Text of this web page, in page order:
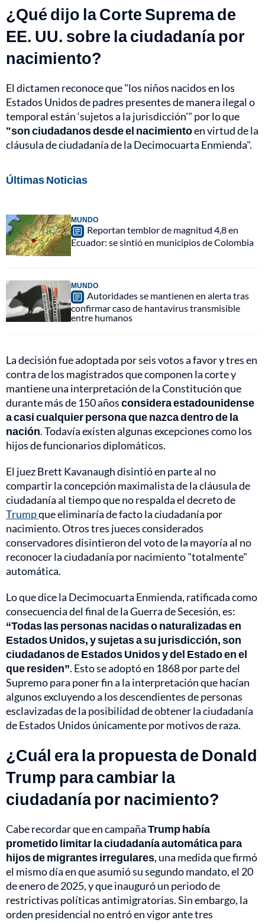
¿Qué dijo la Corte Suprema de
EE. UU. sobre la ciudadanía por
nacimiento?
El dictamen reconoce que "los niños nacidos en los
Estados Unidos de padres presentes de manera ilegal o
temporal están ‘sujetos a la jurisdicción'" por lo que
"son ciudadanos desde el nacimientoen virtud de la
cláusula de ciudadanía de la Decimocuarta Enmienda".
Últimas Noticias
MUNDO
Reportan temblor de magnitud 4,8 en
Ecuador: se sintió en municipios de Colombia
MUNDO
Autoridades se mantienen en alerta tras
confirmar caso de hantavirus transmisible
entre humanos
La decisión fue adoptada por seis votos a favor y tres en
contra de los magistrados que componen la corte y
mantiene una interpretación de la Constitución que
durante más de 150 añosconsidera estadounidense
a casi cualquier persona que nazca dentro de la
nación. Todavía existen algunas excepciones como los
hijos de funcionarios diplomáticos.
El juez Brett Kavanaugh disintió en parte al no
compartir la concepción maximalista de la cláusula de
ciudadanía al tiempo que no respalda el decreto de
Trumpque eliminaría de facto la ciudadanía por
nacimiento. Otros tres jueces considerados
conservadores disintieron del voto de la mayoría al no
reconocer la ciudadanía por nacimiento "totalmente"
automática.
Lo que dice la Decimocuarta Enmienda, ratificada como
consecuencia del final de la Guerra de Secesión, es:
“Todas las personas nacidas o naturalizadas en
Estados Unidos, y sujetas a su jurisdicción, son
ciudadanos de Estados Unidos y del Estado en el
que residen”. Esto se adoptó en 1868 por parte del
Supremo para poner fin a la interpretación que hacían
algunos excluyendo a los descendientes de personas
esclavizadas de la posibilidad de obtener la ciudadanía
de Estados Unidos únicamente por motivos de raza.
¿Cuál era la propuesta de Donald
Trump para cambiar la
ciudadanía por nacimiento?
Cabe recordar que en campañaTrump había
prometido limitar la ciudadanía automática para
hijos de migrantes irregulares, una medida que firmó
el mismo día en que asumió su segundo mandato, el 20
de enero de 2025, y que inauguró un periodo de
restrictivas políticas antimigratorias. Sin embargo, la
orden presidencial no entró en vigor ante tres